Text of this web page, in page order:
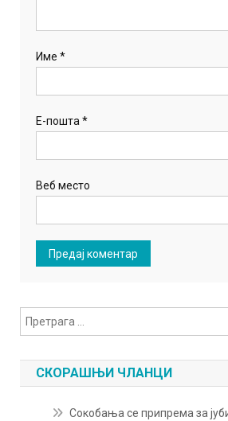
Име*
Е-пошта*
Веб место
СКОРАШЊИ ЧЛАНЦИ
Сокобања се припрема за